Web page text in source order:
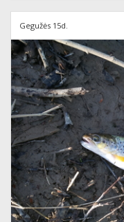
Gegužės 15d.